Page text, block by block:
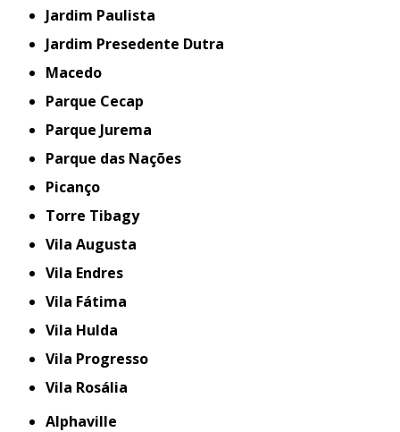
Jardim Paulista
Jardim Presedente Dutra
Macedo
Parque Cecap
Parque Jurema
Parque das Nações
Picanço
Torre Tibagy
Vila Augusta
Vila Endres
Vila Fátima
Vila Hulda
Vila Progresso
Vila Rosália
Alphaville